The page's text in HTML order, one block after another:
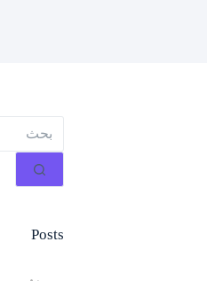
توجد
نتائج
Posts